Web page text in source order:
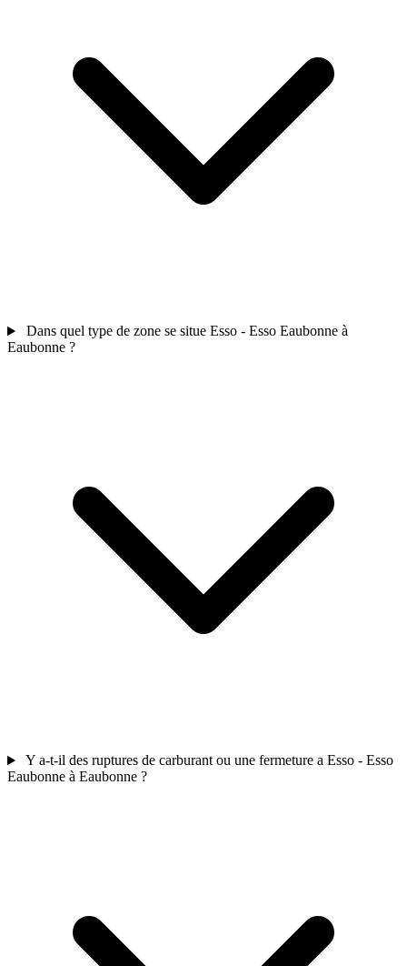
Dans quel type de zone se situe Esso - Esso Eaubonne à
Eaubonne ?
Y a-t-il des ruptures de carburant ou une fermeture a Esso - Esso
Eaubonne à Eaubonne ?